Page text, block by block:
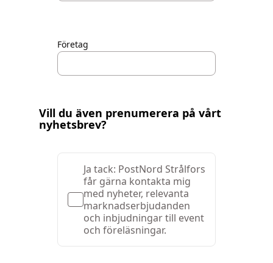
Företag
Vill du även prenumerera på vårt
nyhetsbrev?
Ja tack: PostNord Strålfors
får gärna kontakta mig
med nyheter, relevanta
marknadserbjudanden
och inbjudningar till event
och föreläsningar.